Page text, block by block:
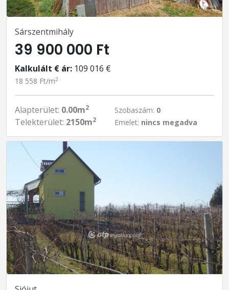
Sárszentmihály
39 900 000 Ft
Kalkulált € ár: 109 016 €
18 558 Ft/m2
Alapterület: 0.00m2
Telekterület: 2150m2
Szobaszám: 0
Emelet: nincs megadva